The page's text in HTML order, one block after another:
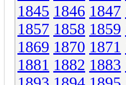
1845 1846 1847
1857 1858 1859
1869 1870 1871
1881 1882 1883